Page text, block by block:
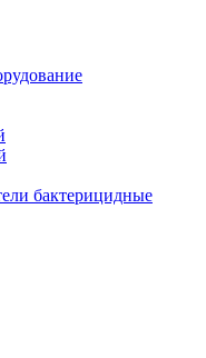
бактерицидные